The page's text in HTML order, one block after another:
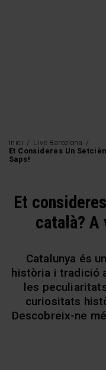
Inici
Live Barcelona
Et Consideres Un
Saps!
Et
català? A
Catalunya és
història i tradició
les
curiositats
Descobreix-ne